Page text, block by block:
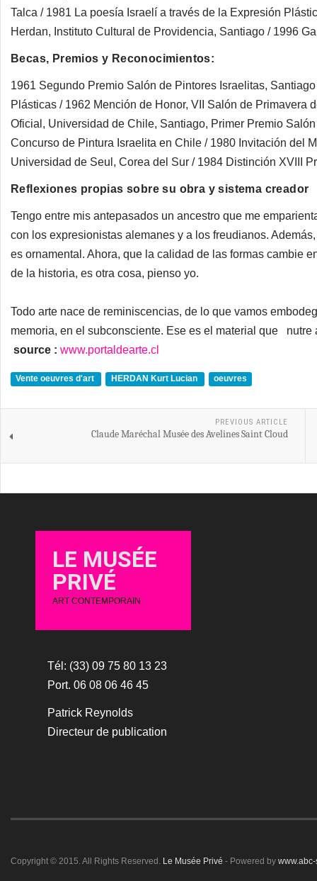
Talca / 1981 La poesía Israelí a través de la Expresión
Herdan, Instituto Cultural de Providencia, Santiago / 1996
Becas, Premios y Reconocimientos:
1961 Segundo Premio Salón de Pintores Israelitas,
Plásticas / 1962 Mención de Honor, VII Salón de Primavera
Oficial, Universidad de Chile, Santiago, Primer Premio
Concurso de Pintura Israelita en Chile / 1980 Invitación del
Universidad de Seul, Corea del Sur / 1984 Distinción XVIII
Reflexiones propias sobre su obra y sistema creador
Tengo entre mis antepasados un ancestro que me
con los expresionistas alemanes y a los freudianos.
es ornamental. Ahora, que la calidad de las formas cambie
de la historia, es otra cosa, pienso yo.
Todo arte nace de reminiscencias, de lo que vamos
memoria, en el subconsciente. Ese es el material que nutre
source : www.portaldearte.cl
Vente oeuvres d'art HERDAN Kurt Lucian oeuvres
PREVIOUS ARTICLE
Claude Maréchal Musée des Avelines Saint Cloud
LE MUSÉE
PRIVÉ
ART CONTEMPORAIN
Tél: (33) 09 75 80 13 23
Port. 06 08 06 46 45
Patrick Reynolds
Directeur de publication
Copyright © 2015. All Rights Reserved. Le Musée Privé - Powered by